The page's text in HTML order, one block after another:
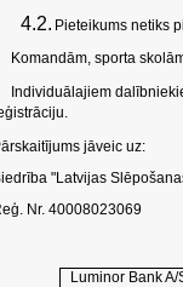
4.2. Pieteikums netiks
Komandām, sporta
Individuālajiem
jāveic uz:
"Latvijas
Nr. 40008023069
Luminor Bank